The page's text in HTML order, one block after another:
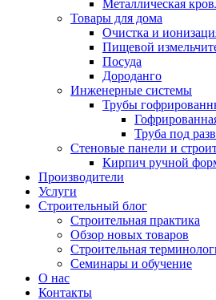
Металлическая
Товары для дома
Очистка и
Пищевой
Посуда
Дороданго
Инженерные системы
Трубы
Труба под
Стеновые панели и
Кирпич ручной
Производители
Услуги
Строительный блог
Строительная практика
Обзор новых товаров
Строительная
Семинары и обучение
О нас
Контакты